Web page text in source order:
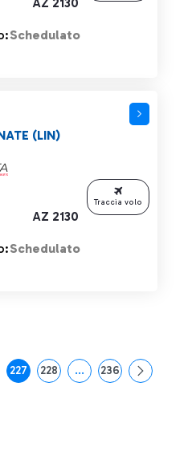
Schedulato
AZ 2130
(LIN)
Schedulato
Traccia volo
Use TAB to navigate.
Pagina
227 Pagina
228 ...Pagine intermedie
Pagina
236